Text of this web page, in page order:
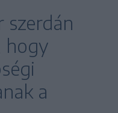
hogy
a